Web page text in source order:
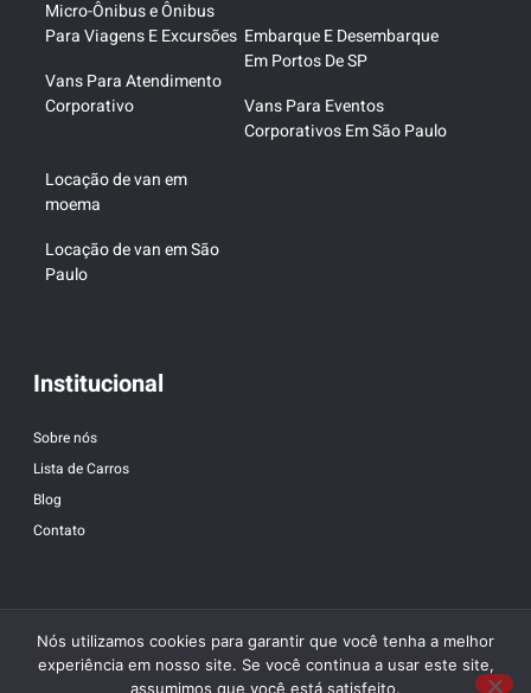
Micro-Ônibus e Ônibus
Para Viagens E Excursões
Vans Para Atendimento
Corporativo
Embarque E Desembarque
Em Portos De SP
Vans Para Eventos
Corporativos Em São Paulo
Locação de van em
moema
Locação de van em São
Paulo
Institucional
Sobre nós
Lista de Carros
Blog
Contato
Nós utilizamos cookies para garantir que você tenha a melhor
experiência em nosso site. Se você continua a usar este site,
assumimos que você está satisfeito.